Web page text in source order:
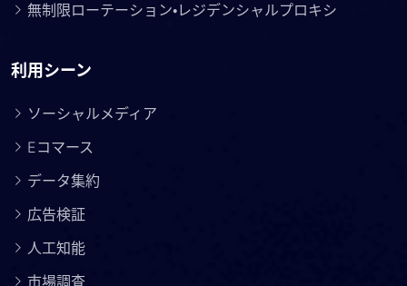
無制限ローテーション・レジデンシャルプロキシ
利用シーン
ソーシャルメディア
Eコマース
データ集約
広告検証
人工知能
市場調査